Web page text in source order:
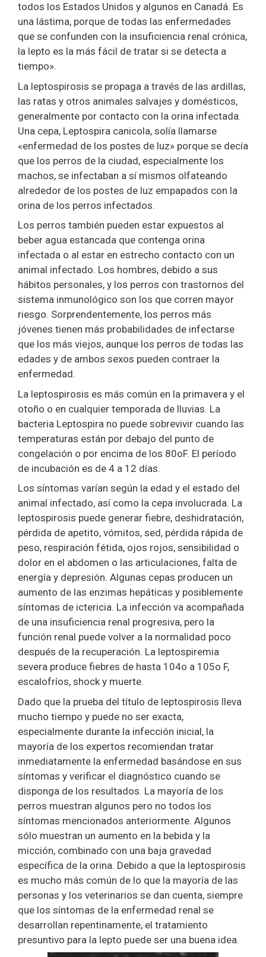
todos los Estados Unidos y algunos en Canadá. Es
una lástima, porque de todas las enfermedades
que se confunden con la insuficiencia renal crónica,
la lepto es la más fácil de tratar si se detecta a
tiempo».
La leptospirosis se propaga a través de las ardillas,
las ratas y otros animales salvajes y domésticos,
generalmente por contacto con la orina infectada.
Una cepa, Leptospira canicola, solía llamarse
«enfermedad de los postes de luz» porque se decía
que los perros de la ciudad, especialmente los
machos, se infectaban a sí mismos olfateando
alrededor de los postes de luz empapados con la
orina de los perros infectados.
Los perros también pueden estar expuestos al
beber agua estancada que contenga orina
infectada o al estar en estrecho contacto con un
animal infectado. Los hombres, debido a sus
hábitos personales, y los perros con trastornos del
sistema inmunológico son los que corren mayor
riesgo. Sorprendentemente, los perros más
jóvenes tienen más probabilidades de infectarse
que los más viejos, aunque los perros de todas las
edades y de ambos sexos pueden contraer la
enfermedad.
La leptospirosis es más común en la primavera y el
otoño o en cualquier temporada de lluvias. La
bacteria Leptospira no puede sobrevivir cuando las
temperaturas están por debajo del punto de
congelación o por encima de los 80oF. El período
de incubación es de 4 a 12 días.
Los síntomas varían según la edad y el estado del
animal infectado, así como la cepa involucrada. La
leptospirosis puede generar fiebre, deshidratación,
pérdida de apetito, vómitos, sed, pérdida rápida de
peso, respiración fétida, ojos rojos, sensibilidad o
dolor en el abdomen o las articulaciones, falta de
energía y depresión. Algunas cepas producen un
aumento de las enzimas hepáticas y posiblemente
síntomas de ictericia. La infección va acompañada
de una insuficiencia renal progresiva, pero la
función renal puede volver a la normalidad poco
después de la recuperación. La leptospiremia
severa produce fiebres de hasta 104o a 105o F,
escalofríos, shock y muerte.
Dado que la prueba del título de leptospirosis lleva
mucho tiempo y puede no ser exacta,
especialmente durante la infección inicial, la
mayoría de los expertos recomiendan tratar
inmediatamente la enfermedad basándose en sus
síntomas y verificar el diagnóstico cuando se
disponga de los resultados. La mayoría de los
perros muestran algunos pero no todos los
síntomas mencionados anteriormente. Algunos
sólo muestran un aumento en la bebida y la
micción, combinado con una baja gravedad
específica de la orina. Debido a que la leptospirosis
es mucho más común de lo que la mayoría de las
personas y los veterinarios se dan cuenta, siempre
que los síntomas de la enfermedad renal se
desarrollan repentinamente, el tratamiento
presuntivo para la lepto puede ser una buena idea.